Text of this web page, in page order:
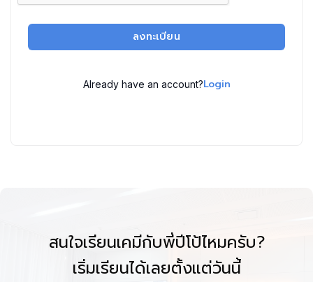
ลงทะเบียน
Already have an account?Login
สนใจเรียนเคมีกับพี่ปีโป้ไหมครับ?
เริ่มเรียนได้เลยตั้งแต่วันนี้